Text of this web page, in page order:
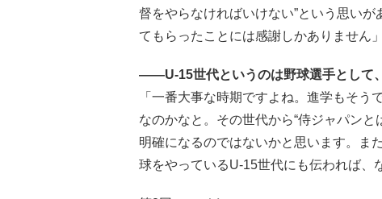
督をやらなければいけない”という思い
てもらったことには感謝しかありません」
――U-15世代というのは野球選手として
「一番大事な時期ですよね。進学もそ
なのかなと。その世代から“侍ジャパン
明確になるのではないかと思います。ま
球をやっているU-15世代にも伝われば、